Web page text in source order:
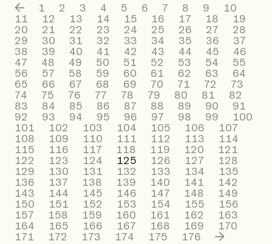
1 2 3 4 5 6 7 8 9
10
11
12 13 14 15 16 17 18
19
20
21 22 23 24 25 26 27
28
29
30 31 32 33 34 35 36
37
38
39 40 41 42 43 44 45
46
47
48 49 50 51 52 53 54
55
56
57 58 59 60 61 62 63
64
65
66 67 68 69 70 71 72
73
74
75 76 77 78 79 80 81
82
83
84 85 86 87 88 89 90
91
92
93 94 95 96 97 98 99
100
101
102 103 104 105 106
107
108
109 110 111 112 113
114
115
116 117 118 119 120
121
122
123 124 125 126 127
128
129
130 131 132 133 134
135
136
137 138 139 140 141
142
143
144 145 146 147 148
149
150
151 152 153 154 155
156
157
158 159 160 161 162
163
164
165 166 167 168 169
170
171
172 173 174 175 176